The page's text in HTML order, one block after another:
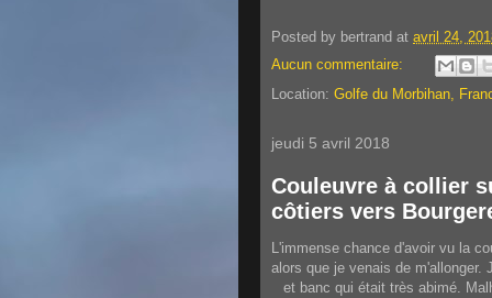
Posted by bertrand at avril 24,
Aucun commentaire:
Location: Golfe du Morbihan,
jeudi 5 avril 2018
Couleuvre à collier
côtiers vers
L'immense chance d'avoir vu la
alors que je venais de m'allonger.
et banc qui était très abimé.